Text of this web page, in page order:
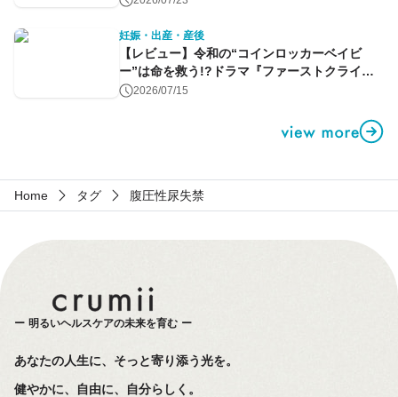
妊娠・出産・産後
【レビュー】令和の“コインロッカーベイビ
ー”は命を救う!?ドラマ『ファーストクライ』
第1話2026/07/15
Home タグ 腹圧性尿失禁
明るいヘルスケアの未来を育む
あなたの人生に、そっと寄り添う光を。
健やかに、自由に、自分らしく。